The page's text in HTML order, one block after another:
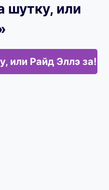
шутку, или
или Райд Эллэ за!